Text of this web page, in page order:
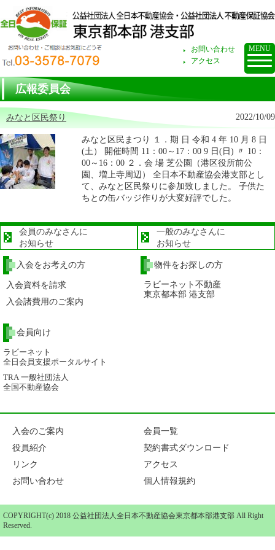
お問い合わせ
MENU
お問い合わせ
アクセス
広報委員会
みなと区民祭り 2022/10/09
みなと区民まつり １．期 日 令和 4 年 10 月 8 日
(土） 開催時間 11：00～17：00 9 日(日) 〃 10：
00～16：00 ２．会 場 芝公園（港区役所前公
園、増上寺周辺） 全日本不動産協会港支部とし
て、みなと区民祭りに参加致しました。 子供た
ちとの缶バッジ作りが大変好評でした。
会員のみなさんに
お知らせ
一般のみなさんに
お知らせ
入会をお考えの方
入会資料を請求
入会諸費用のご案内
物件をお探しの方
ラビーネット不動産
東京都本部 港支部
会員向け
ラビーネット
全日会員支援ポータルサイト
TRA 一般社団法人
全国不動産協会
入会のご案内
会員一覧
役員紹介
契約書式ダウンロード
リンク
アクセス
お問い合わせ
個人情報規約
COPYRIGHT(c) 2018 公益社団法人全日本不動産協会東京都本部港支部 All Right
Reserved.